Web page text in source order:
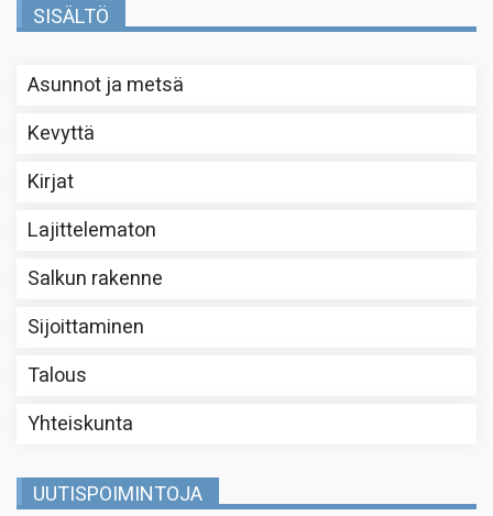
SISÄLTÖ
Asunnot ja metsä
Kevyttä
Kirjat
Lajittelematon
Salkun rakenne
Sijoittaminen
Talous
Yhteiskunta
UUTISPOIMINTOJA